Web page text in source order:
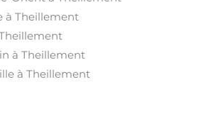
à Theillement
à Theillement
à Theillement